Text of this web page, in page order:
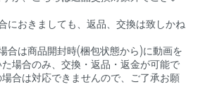
におきましても、返品、交換は致しかね
合は商品開封時(梱包状態から)に動画を
場合のみ、交換・返品・返金が可能で
合は対応できませんので、ご了承お願